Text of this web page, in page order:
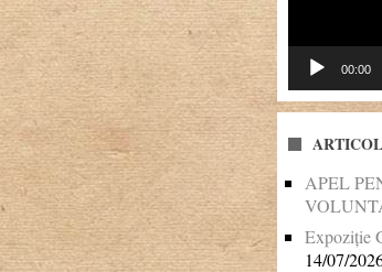
00:00
APEL
Expoziție
14/07/